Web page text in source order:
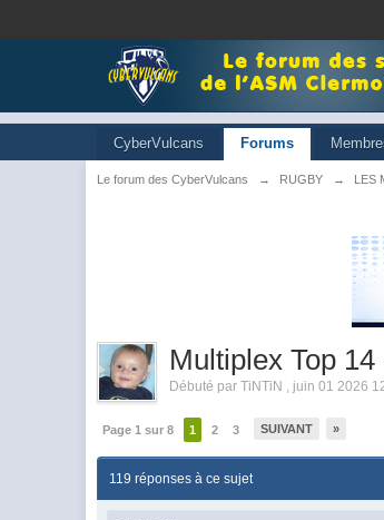
CyberVulcans Forums
Le forum des CyberVulcans → RUGBY → LES
Multiplex Top
Débuté parTiNTiN , juin 01 2026
Page 1 sur 8 1 2 3 SUIVANT »
119 réponses à ce sujet